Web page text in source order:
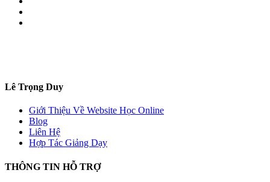
Lê Trọng Duy
Giới Thiệu Về Website Học Online
Blog
Liên Hệ
Hợp Tác Giảng Dạy
THÔNG TIN HỖ TRỢ